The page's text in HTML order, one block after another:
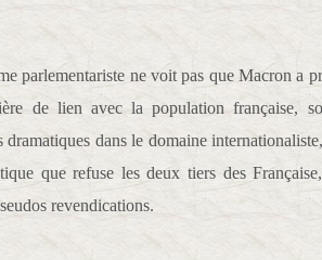
parlementariste ne voit pas que Macron a
de lien avec la population française,
dramatiques dans le domaine
que refuse les deux tiers des
revendications.